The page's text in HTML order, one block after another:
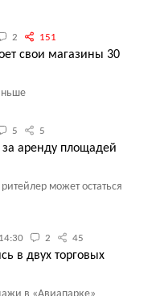
2 151
свои магазины 30
5 5
за аренду площадей
может остаться
2 45
в двух торговых